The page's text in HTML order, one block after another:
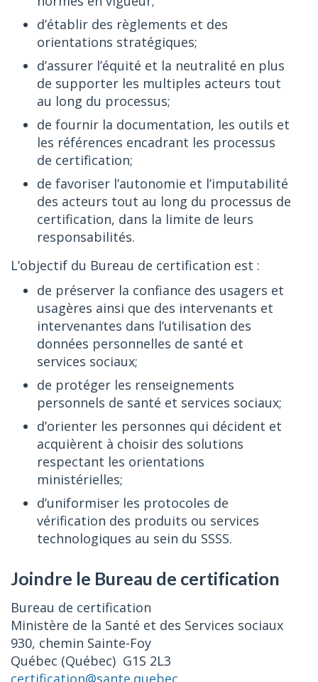
d’établir des règlements et des
orientations stratégiques;
d’assurer l’équité et la neutralité en plus
de supporter les multiples acteurs tout
au long du processus;
de fournir la documentation, les outils et
les références encadrant les processus
de certification;
de favoriser l’autonomie et l’imputabilité
des acteurs tout au long du processus de
certification, dans la limite de leurs
responsabilités.
L’objectif du Bureau de certification est :
de préserver la confiance des usagers et
usagères ainsi que des intervenants et
intervenantes dans l’utilisation des
données personnelles de santé et
services sociaux;
de protéger les renseignements
personnels de santé et services sociaux;
d’orienter les personnes qui décident et
acquièrent à choisir des solutions
respectant les orientations
ministérielles;
d’uniformiser les protocoles de
vérification des produits ou services
technologiques au sein du SSSS.
Joindre le Bureau de certification
Bureau de certification
Ministère de la Santé et des Services sociaux
930, chemin Sainte-Foy
Québec (Québec) G1S 2L3
certification@sante.quebec